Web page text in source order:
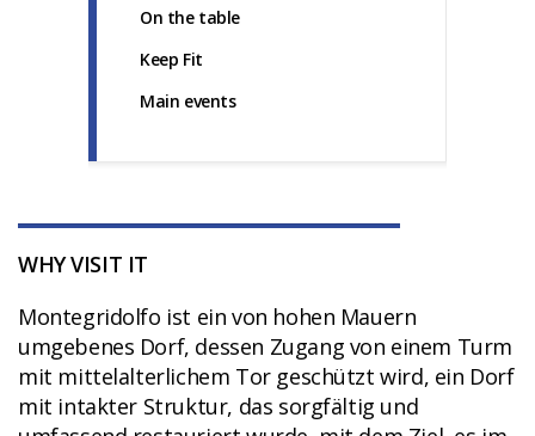
On the table
Keep Fit
Main events
WHY VISIT IT
Montegridolfo ist ein von hohen Mauern
umgebenes Dorf, dessen Zugang von einem Turm
mit mittelalterlichem Tor geschützt wird, ein Dorf
mit intakter Struktur, das sorgfältig und